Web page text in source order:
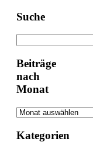
Suche
Beiträge
nach
Monat
Kategorien